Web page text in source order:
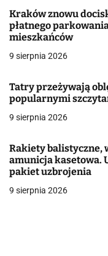
a
c
j
a
w
i
s
u
Kraków znowu
płatnego
mieszkańców
9 sierpnia 2026
Tatry przeżywają
popularnymi
9 sierpnia 2026
Rakiety balistyczne,
amunicja kasetowa.
pakiet uzbrojenia
9 sierpnia 2026